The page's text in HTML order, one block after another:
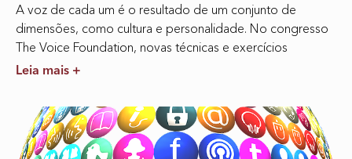
A voz de cada um é o resultado de um conjunto de
dimensões, como cultura e personalidade. No congresso
The Voice Foundation, novas técnicas e exercícios
Leia mais +